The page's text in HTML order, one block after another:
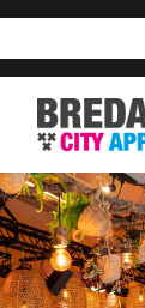
& blogs
Breda
City
App